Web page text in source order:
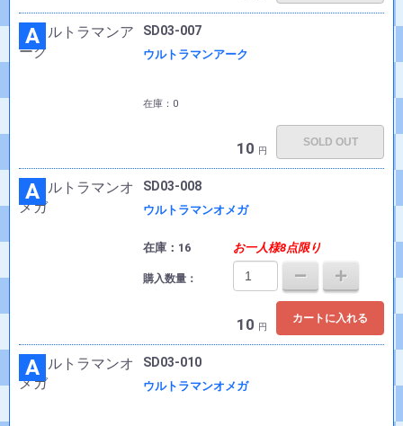
A SD03-007
ウルトラマンアーク
在庫：0
10 円
SOLD OUT
A SD03-008
ウルトラマンオメガ
在庫：16 お一人様8点限り
購入数量：
10 円
カートに入れる
A SD03-010
ウルトラマンオメガ